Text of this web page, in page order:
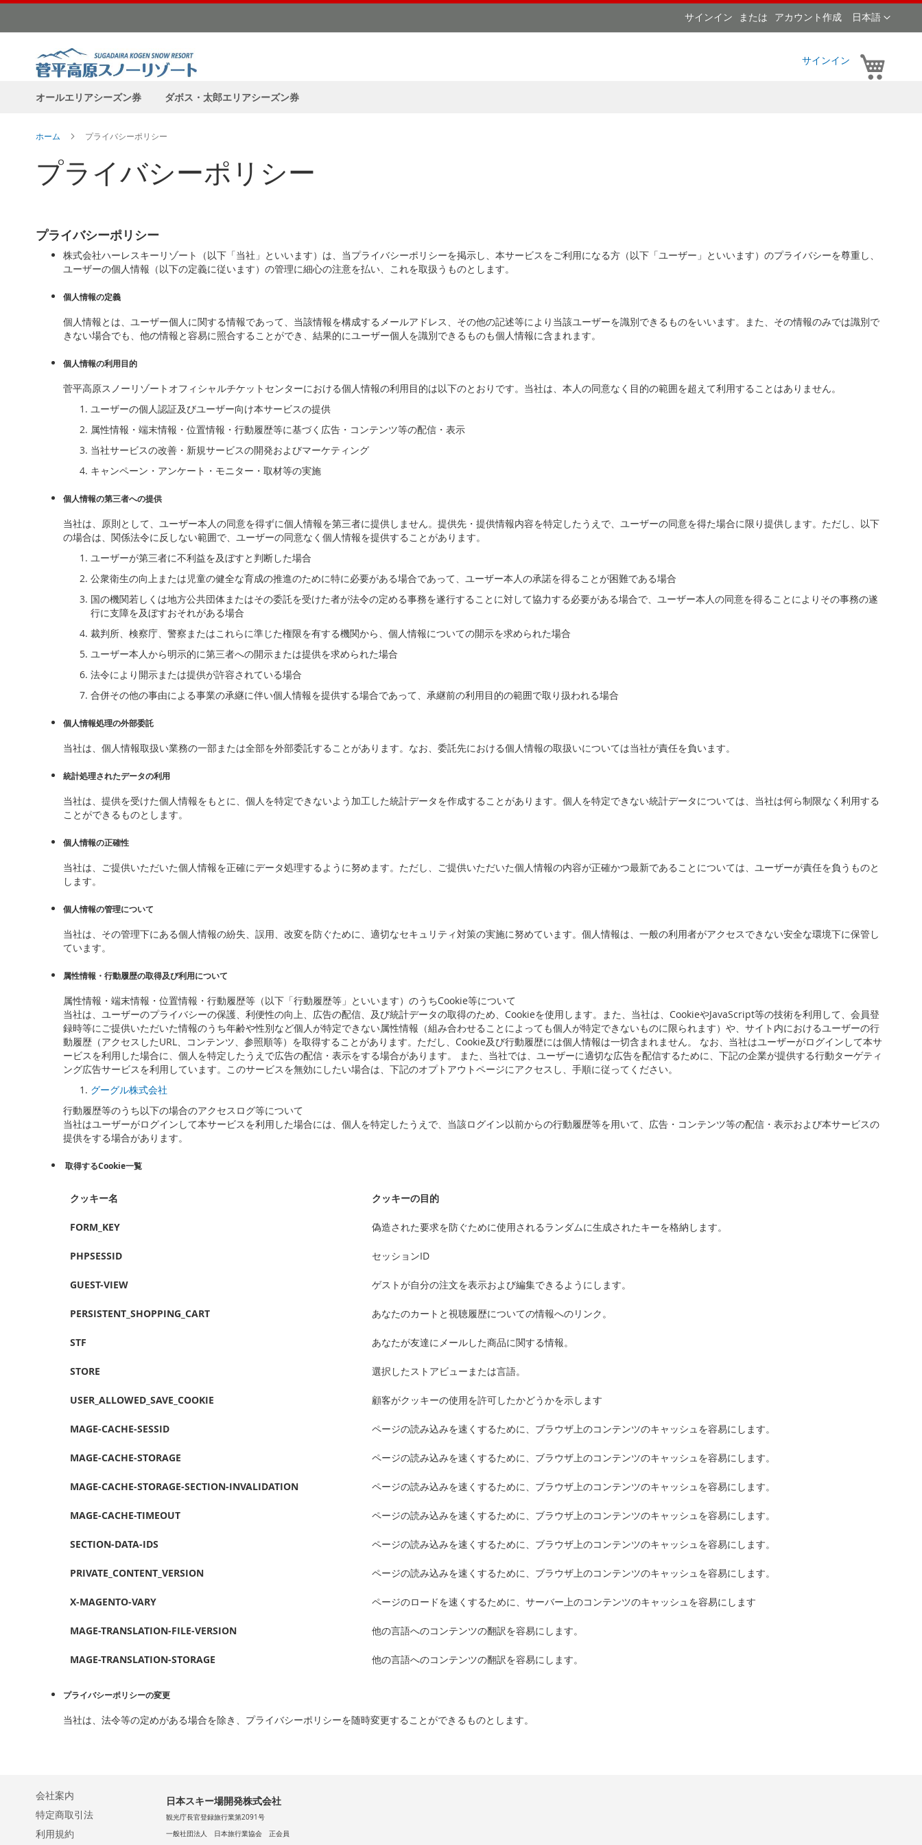
ン
ン
ツ
ス
プ
言
語
日本語
サインイン アカウント作成
サインイン
オールエリアシーズン券 ダボス・太郎エリアシーズン券
ホーム プライバシーポリシー
プライバシーポリシー
プライバシーポリシー
株式会社ハーレスキーリゾート（以下「当社」といいます）は、当プライバシーポリシーを掲示し、本サービスをご利用になる方（以下「ユーザー」といいます）のプライバシーを尊重し、
ユーザーの個人情報（以下の定義に従います）の管理に細心の注意を払い、これを取扱うものとします。
個人情報の定義
個人情報とは、ユーザー個人に関する情報であって、当該情報を構成するメールアドレス、その他の記述等により当該ユーザーを識別できるものをいいます。また、その情報のみでは識別で
きない場合でも、他の情報と容易に照合することができ、結果的にユーザー個人を識別できるものも個人情報に含まれます。
個人情報の利用目的
菅平高原スノーリゾートオフィシャルチケットセンターにおける個人情報の利用目的は以下のとおりです。当社は、本人の同意なく目的の範囲を超えて利用することはありません。
ユーザーの個人認証及びユーザー向け本サービスの提供
属性情報・端末情報・位置情報・行動履歴等に基づく広告・コンテンツ等の配信・表示
当社サービスの改善・新規サービスの開発およびマーケティング
キャンペーン・アンケート・モニター・取材等の実施
個人情報の第三者への提供
当社は、原則として、ユーザー本人の同意を得ずに個人情報を第三者に提供しません。提供先・提供情報内容を特定したうえで、ユーザーの同意を得た場合に限り提供します。ただし、以下
の場合は、関係法令に反しない範囲で、ユーザーの同意なく個人情報を提供することがあります。
ユーザーが第三者に不利益を及ぼすと判断した場合
公衆衛生の向上または児童の健全な育成の推進のために特に必要がある場合であって、ユーザー本人の承諾を得ることが困難である場合
国の機関若しくは地方公共団体またはその委託を受けた者が法令の定める事務を遂行することに対して協力する必要がある場合で、ユーザー本人の同意を得ることによりその事務の遂
行に支障を及ぼすおそれがある場合
裁判所、検察庁、警察またはこれらに準じた権限を有する機関から、個人情報についての開示を求められた場合
ユーザー本人から明示的に第三者への開示または提供を求められた場合
法令により開示または提供が許容されている場合
合併その他の事由による事業の承継に伴い個人情報を提供する場合であって、承継前の利用目的の範囲で取り扱われる場合
個人情報処理の外部委託
当社は、個人情報取扱い業務の一部または全部を外部委託することがあります。なお、委託先における個人情報の取扱いについては当社が責任を負います。
統計処理されたデータの利用
当社は、提供を受けた個人情報をもとに、個人を特定できないよう加工した統計データを作成することがあります。個人を特定できない統計データについては、当社は何ら制限なく利用する
ことができるものとします。
個人情報の正確性
当社は、ご提供いただいた個人情報を正確にデータ処理するように努めます。ただし、ご提供いただいた個人情報の内容が正確かつ最新であることについては、ユーザーが責任を負うものと
します。
個人情報の管理について
当社は、その管理下にある個人情報の紛失、誤用、改変を防ぐために、適切なセキュリティ対策の実施に努めています。個人情報は、一般の利用者がアクセスできない安全な環境下に保管し
ています。
属性情報・行動履歴の取得及び利用について
属性情報・端末情報・位置情報・行動履歴等（以下「行動履歴等」といいます）のうちCookie等について
当社は、ユーザーのプライバシーの保護、利便性の向上、広告の配信、及び統計データの取得のため、Cookieを使用します。また、当社は、CookieやJavaScript等の技術を利用して、会員登
録時等にご提供いただいた情報のうち年齢や性別など個人が特定できない属性情報（組み合わせることによっても個人が特定できないものに限られます）や、サイト内におけるユーザーの行
動履歴（アクセスしたURL、コンテンツ、参照順等）を取得することがあります。ただし、Cookie及び行動履歴には個人情報は一切含まれません。 なお、当社はユーザーがログインして本サ
ービスを利用した場合に、個人を特定したうえで広告の配信・表示をする場合があります。 また、当社では、ユーザーに適切な広告を配信するために、下記の企業が提供する行動ターゲティ
ング広告サービスを利用しています。このサービスを無効にしたい場合は、下記のオプトアウトページにアクセスし、手順に従ってください。
グーグル株式会社
行動履歴等のうち以下の場合のアクセスログ等について
当社はユーザーがログインして本サービスを利用した場合には、個人を特定したうえで、当該ログイン以前からの行動履歴等を用いて、広告・コンテンツ等の配信・表示および本サービスの
提供をする場合があります。
取得するCookie一覧
クッキー名 クッキーの目的
FORM_KEY 偽造された要求を防ぐために使用されるランダムに生成されたキーを格納します。
PHPSESSID セッションID
GUEST-VIEW ゲストが自分の注文を表示および編集できるようにします。
PERSISTENT_SHOPPING_CART あなたのカートと視聴履歴についての情報へのリンク。
STF あなたが友達にメールした商品に関する情報。
STORE 選択したストアビューまたは言語。
USER_ALLOWED_SAVE_COOKIE 顧客がクッキーの使用を許可したかどうかを示します
MAGE-CACHE-SESSID ページの読み込みを速くするために、ブラウザ上のコンテンツのキャッシュを容易にします。
MAGE-CACHE-STORAGE ページの読み込みを速くするために、ブラウザ上のコンテンツのキャッシュを容易にします。
MAGE-CACHE-STORAGE-SECTION-INVALIDATION ページの読み込みを速くするために、ブラウザ上のコンテンツのキャッシュを容易にします。
MAGE-CACHE-TIMEOUT ページの読み込みを速くするために、ブラウザ上のコンテンツのキャッシュを容易にします。
SECTION-DATA-IDS ページの読み込みを速くするために、ブラウザ上のコンテンツのキャッシュを容易にします。
PRIVATE_CONTENT_VERSION ページの読み込みを速くするために、ブラウザ上のコンテンツのキャッシュを容易にします。
X-MAGENTO-VARY ページのロードを速くするために、サーバー上のコンテンツのキャッシュを容易にします
MAGE-TRANSLATION-FILE-VERSION 他の言語へのコンテンツの翻訳を容易にします。
MAGE-TRANSLATION-STORAGE 他の言語へのコンテンツの翻訳を容易にします。
プライバシーポリシーの変更
当社は、法令等の定めがある場合を除き、プライバシーポリシーを随時変更することができるものとします。
会社案内
特定商取引法
利用規約
日本スキー場開発株式会社
観光庁長官登録旅行業第2091号
一般社団法人 日本旅行業協会 正会員